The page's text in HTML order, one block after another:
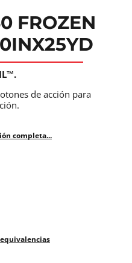
FROZEN
de acción para
completa...